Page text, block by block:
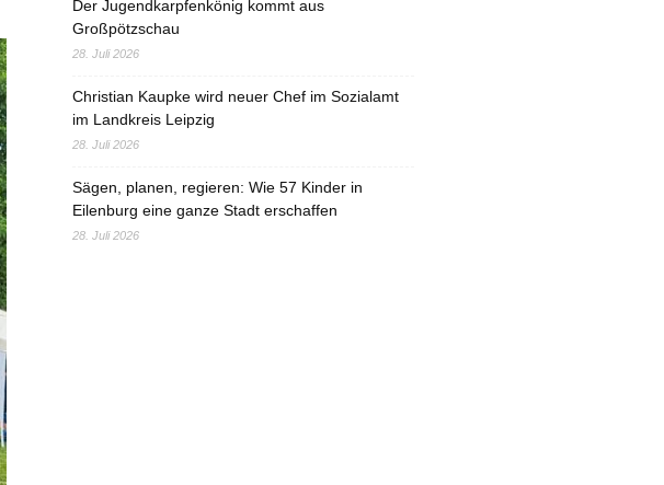
Der Jugendkarpfenkönig kommt aus
Großpötzschau
28. Juli 2026
Christian Kaupke wird neuer Chef im Sozialamt
im Landkreis Leipzig
28. Juli 2026
Sägen, planen, regieren: Wie 57 Kinder in
Eilenburg eine ganze Stadt erschaffen
28. Juli 2026